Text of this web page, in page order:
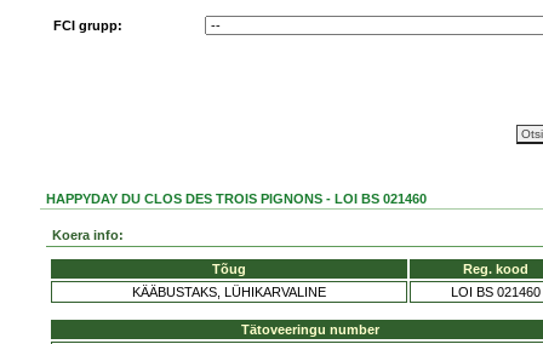
FCI grupp:
HAPPYDAY DU CLOS DES TROIS PIGNONS - LOI BS 021460
Koera info:
Tõug
Reg. kood
KÄÄBUSTAKS, LÜHIKARVALINE
LOI BS 021460
Tätoveeringu number